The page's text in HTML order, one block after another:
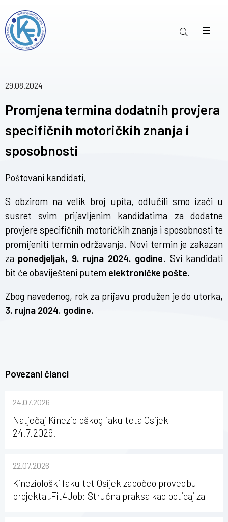
29.08.2024
Promjena termina dodatnih provjera
specifičnih motoričkih znanja i
sposobnosti
Poštovani kandidati,
S obzirom na velik broj upita, odlučili smo izaći u
susret svim prijavljenim kandidatima za dodatne
provjere specifičnih motoričkih znanja i sposobnosti te
promijeniti termin održavanja. Novi termin je zakazan
za ponedjeljak, 9. rujna 2024. godine. Svi kandidati
bit će obaviješteni putem elektroničke pošte.
Zbog navedenog, rok za prijavu produžen je do utorka,
3. rujna 2024. godine.
Povezani članci
24.07.2026
Natječaj Kineziološkog fakulteta Osijek –
24.7.2026.
22.07.2026
Kineziološki fakultet Osijek započeo provedbu
projekta „Fit4Job: Stručna praksa kao poticaj za